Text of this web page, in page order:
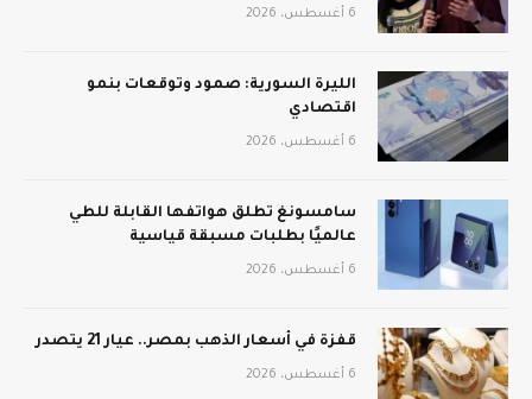
6 أغسطس، 2026
الليرة السورية: صمود وتوقعات بنمو
اقتصادي
6 أغسطس، 2026
سامسونغ تطلق هواتفها القابلة للطي
عالميًا بطلبات مسبقة قياسية
6 أغسطس، 2026
قفزة في أسعار الذهب بمصر.. عيار 21 يتصدر
6 أغسطس، 2026